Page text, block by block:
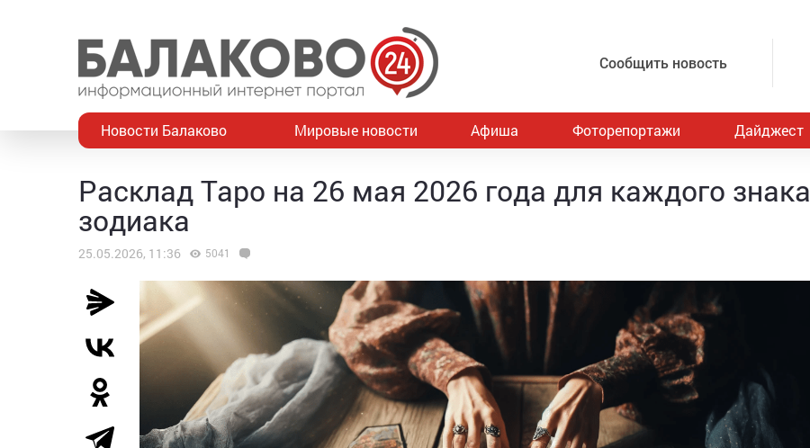
Сообщить новость
Новости Балаково Мировые новости Афиша Фоторепортажи Дайджест
Расклад Таро на 26 мая 2026 года для каждого знака
зодиака
25.05.2026, 11:36 5041